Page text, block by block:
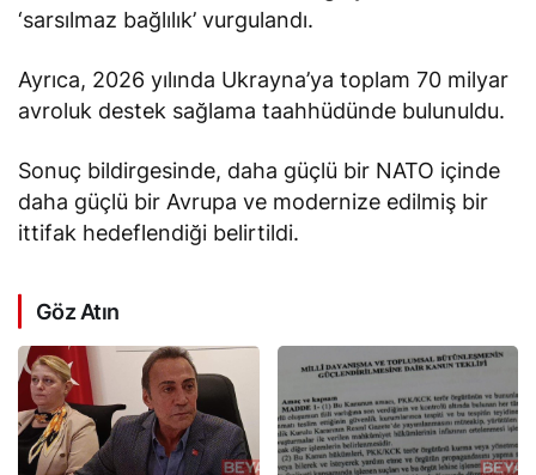
‘sarsılmaz bağlılık’ vurgulandı.
Ayrıca, 2026 yılında Ukrayna’ya toplam 70 milyar
avroluk destek sağlama taahhüdünde bulunuldu.
Sonuç bildirgesinde, daha güçlü bir NATO içinde
daha güçlü bir Avrupa ve modernize edilmiş bir
ittifak hedeflendiği belirtildi.
Göz Atın